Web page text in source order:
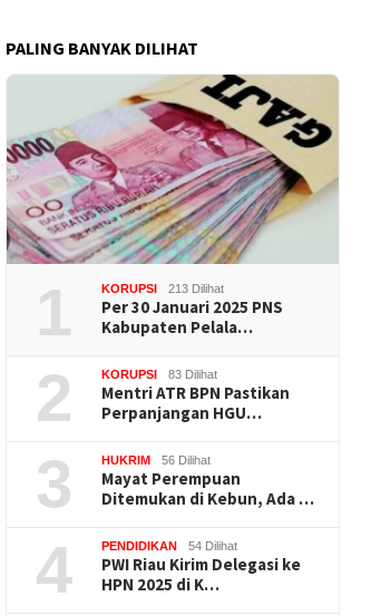
PALING BANYAK DILIHAT
1 KORUPSI 213 Dilihat
Per 30 Januari 2025 PNS
Kabupaten Pelala…
2 KORUPSI 83 Dilihat
Mentri ATR BPN Pastikan
Perpanjangan HGU…
3 HUKRIM 56 Dilihat
Mayat Perempuan
Ditemukan di Kebun, Ada …
4 PENDIDIKAN 54 Dilihat
PWI Riau Kirim Delegasi ke
HPN 2025 di K…